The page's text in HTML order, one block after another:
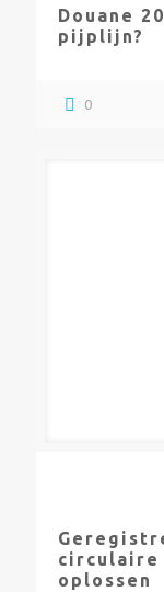
Douane
pijplijn?
0
circulaire
oplossen